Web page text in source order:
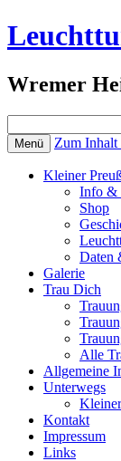
Wremer
nach:
Menü Zum Inhalt
Kleiner
Info &
Shop
Daten
Galerie
Trau Dich
Alle
Allgemeine
Unterwegs
Kontakt
Impressum
Links